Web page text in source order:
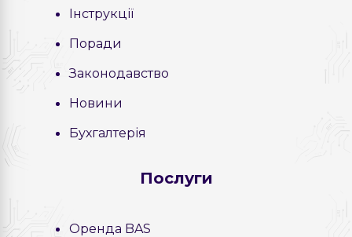
Інструкції
Поради
Законодавство
Новини
Бухгалтерія
Послуги
Оренда BAS